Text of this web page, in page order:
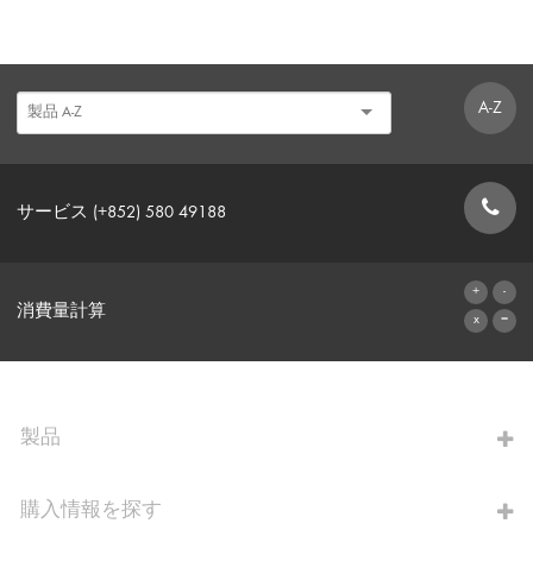
A-Z
サービス (+852) 580 49188
消費量計算
製品
購入情報を探す